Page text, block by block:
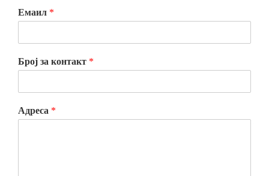
Емаил *
Број за контакт *
Адреса *